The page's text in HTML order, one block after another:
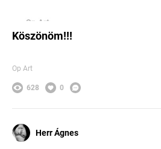
Köszönöm!!!
Op Art
628 0
Herr Ágnes